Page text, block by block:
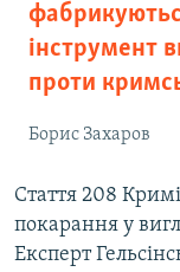
інструмент
проти
Борис Захаров
Стаття 208
покарання у
Експерт